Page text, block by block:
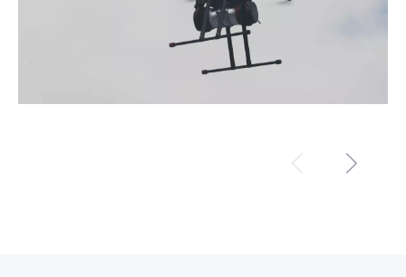
PrécédentSuivant